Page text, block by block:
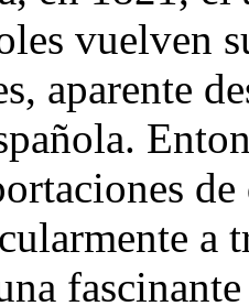
vuelven
aparente
a